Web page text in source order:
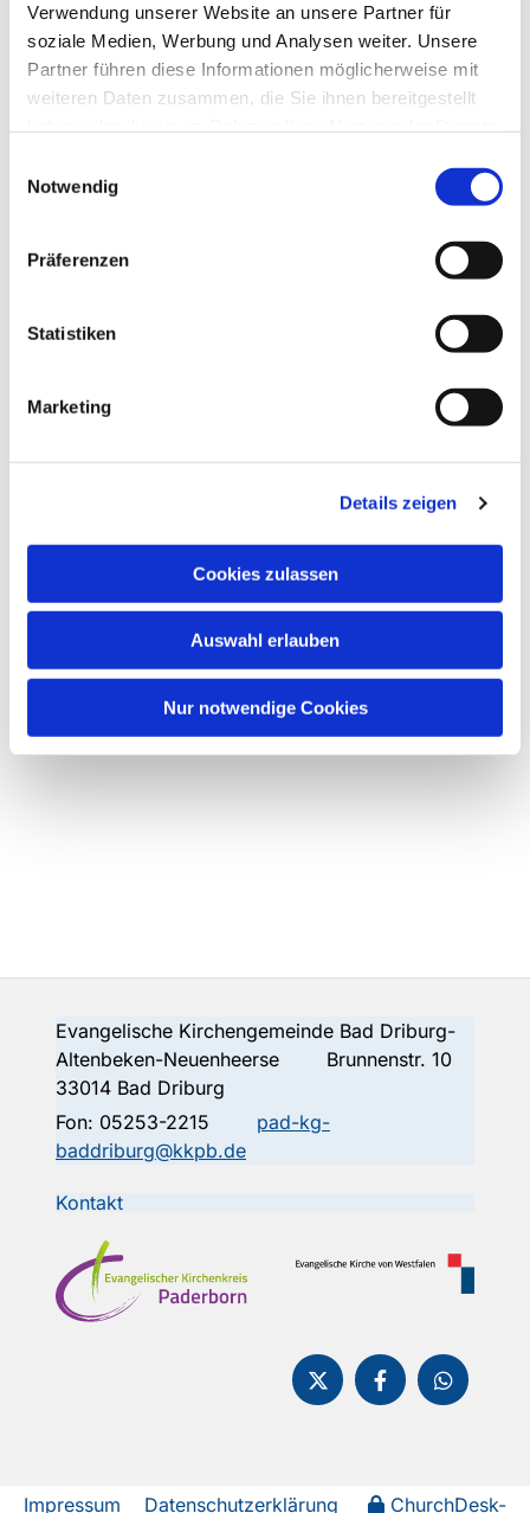
Verwendung unserer Website an unsere Partner für
soziale Medien, Werbung und Analysen weiter. Unsere
Partner führen diese Informationen möglicherweise mit
weiteren Daten zusammen, die Sie ihnen bereitgestellt
Notwendig
Präferenzen
Statistiken
Marketing
Details zeigen
Cookies zulassen
Auswahl erlauben
Nur notwendige Cookies
Evangelische Kirchengemeinde Bad Driburg-
Altenbeken-Neuenheerse Brunnenstr. 10
33014 Bad Driburg
Fon: 05253-2215
pad-kg-
baddriburg@kkpb.de
Kontakt
Impressum Datenschutzerklärung ChurchDesk-